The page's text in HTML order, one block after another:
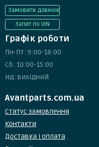
Замовити дзвінок
Запит по VIN
Графік роботи
Пн-Пт: 9:00-18:00
Сб: 10:00-15:00
Нд: вихідний
Avantparts.com.ua
Статус замовлення
Контакти
Доставка і оплата